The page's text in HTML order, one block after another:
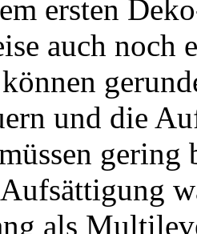
ersten
auch
und die
als